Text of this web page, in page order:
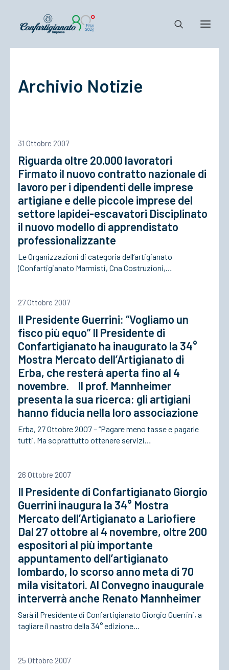
Confartigianato
Cosa Facciamo
Associarsi
ACCEDI
Archivio Notizie
31 Ottobre 2007
Riguarda oltre 20.000 lavoratori
Firmato il nuovo contratto nazionale di
lavoro per i dipendenti delle imprese
artigiane e delle piccole imprese del
settore lapidei-escavatori Disciplinato
il nuovo modello di apprendistato
professionalizzante
Le Organizzazioni di categoria dell’artigianato
(Confartigianato Marmisti, Cna Costruzioni,…
27 Ottobre 2007
Il Presidente Guerrini: “Vogliamo un
fisco più equo” Il Presidente di
Confartigianato ha inaugurato la 34°
Mostra Mercato dell’Artigianato di
Erba, che resterà aperta fino al 4
novembre. Il prof. Mannheimer
presenta la sua ricerca: gli artigiani
hanno fiducia nella loro associazione
Erba, 27 Ottobre 2007 – “Pagare meno tasse e pagarle
tutti. Ma soprattutto ottenere servizi…
26 Ottobre 2007
Il Presidente di Confartigianato Giorgio
Guerrini inaugura la 34° Mostra
Mercato dell’Artigianato a Lariofiere
Dal 27 ottobre al 4 novembre, oltre 200
espositori al più importante
appuntamento dell’artigianato
lombardo, lo scorso anno meta di 70
mila visitatori. Al Convegno inaugurale
interverrà anche Renato Mannheimer
Sarà il Presidente di Confartigianato Giorgio Guerrini, a
tagliare il nastro della 34° edizione…
25 Ottobre 2007